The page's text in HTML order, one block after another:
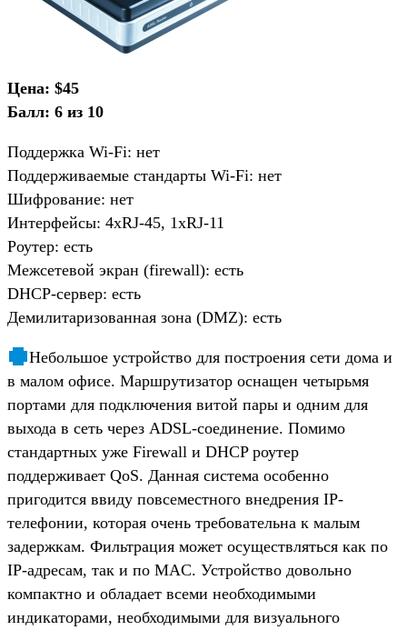
Цена: $45
Балл: 6 из 10
Поддержка Wi-Fi: нет
Поддерживаемые стандарты Wi-Fi: нет
Шифрование: нет
Интерфейсы: 4хRJ-45, 1xRJ-11
Роутер: есть
Межсетевой экран (firewall): есть
DHCP-сервер: есть
Демилитаризованная зона (DMZ): есть
Небольшое устройство для построения сети дома и
в малом офисе. Маршрутизатор оснащен четырьмя
портами для подключения витой пары и одним для
выхода в сеть через ADSL-соединение. Помимо
стандартных уже Firewall и DHCP роутер
поддерживает QoS. Данная система особенно
пригодится ввиду повсеместного внедрения IP-
телефонии, которая очень требовательна к малым
задержкам. Фильтрация может осуществляться как по
IP-адресам, так и по MAC. Устройство довольно
компактно и обладает всеми необходимыми
индикаторами, необходимыми для визуального